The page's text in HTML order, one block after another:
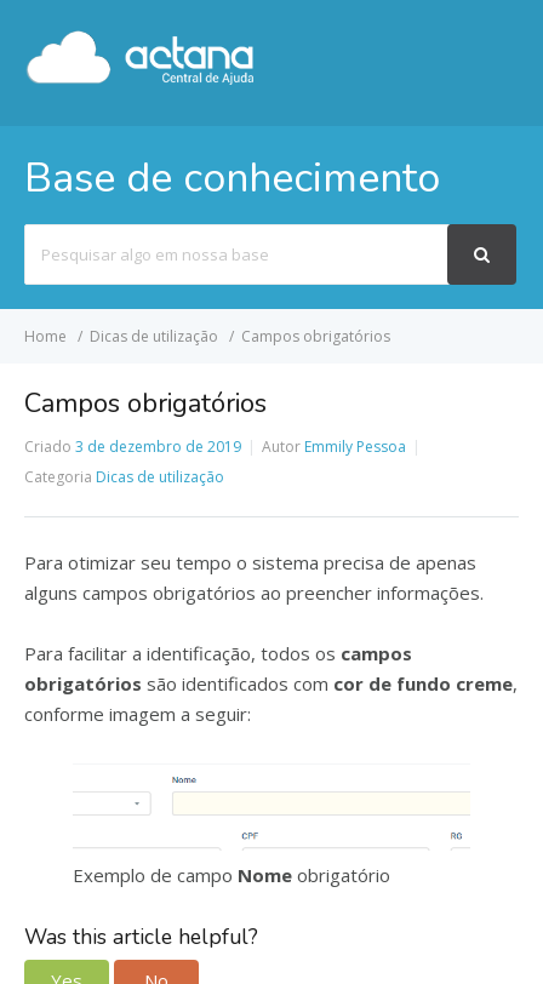
Base de conhecimento
por
Home Dicas de utilização Campos obrigatórios
Campos obrigatórios
Criado 3 de dezembro de 2019 Autor Emmily Pessoa
Categoria Dicas de utilização
Para otimizar seu tempo o sistema precisa de apenas
alguns campos obrigatórios ao preencher informações.
Para facilitar a identificação, todos os campos
obrigatórios são identificados com cor de fundo creme,
conforme imagem a seguir:
Exemplo de campo Nome obrigatório
Was this article helpful?